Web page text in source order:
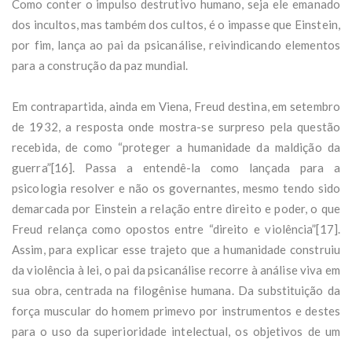
Como conter o impulso destrutivo humano, seja ele emanado
dos incultos, mas também dos cultos, é o impasse que Einstein,
por fim, lança ao pai da psicanálise, reivindicando elementos
para a construção da paz mundial.
Em contrapartida, ainda em Viena, Freud destina, em setembro
de 1932, a resposta onde mostra-se surpreso pela questão
recebida, de como “proteger a humanidade da maldição da
guerra”[16]. Passa a entendê-la como lançada para a
psicologia resolver e não os governantes, mesmo tendo sido
demarcada por Einstein a relação entre direito e poder, o que
Freud relança como opostos entre “direito e violência”[17].
Assim, para explicar esse trajeto que a humanidade construiu
da violência à lei, o pai da psicanálise recorre à análise viva em
sua obra, centrada na filogênise humana. Da substituição da
força muscular do homem primevo por instrumentos e destes
para o uso da superioridade intelectual, os objetivos de um